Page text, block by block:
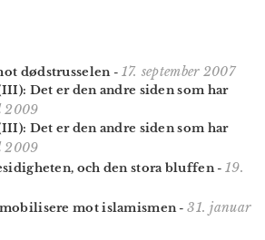
dødstrusselen- 17. september 2007
Det er den andre siden som har
2009
Det er den andre siden som har
2009
och den stora bluffen- 19.
mot islamismen-31. januar